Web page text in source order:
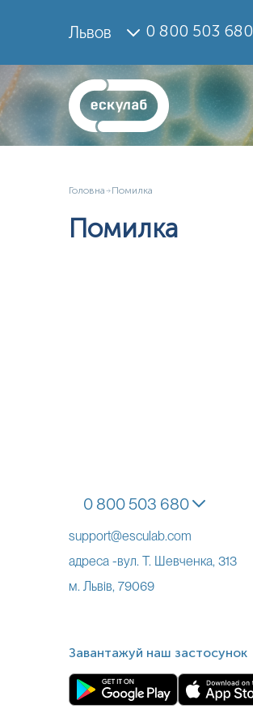
Львов 0 800 503 680
Головна Помилка
Помилка
0 800 503 680
support@esculab.com
адреса -вул. Т. Шевченка, 313
м. Львів, 79069
Завантажуй наш застосунок